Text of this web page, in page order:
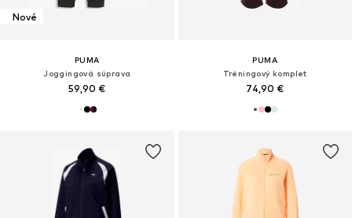
Nové
PUMA
Joggingová súprava
59,90 €
PUMA
Tréningový komplet
74,90 €